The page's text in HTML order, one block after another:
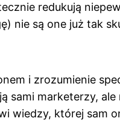
redukują
nie są one już tak
i zrozumienie
sami marketerzy,
wiedzy, której sam